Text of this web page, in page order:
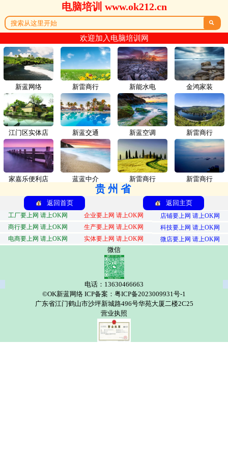
电脑培训 www.ok212.cn

欢迎加入电脑培训网
新蓝网络 新雷商行
江门区实体店 新蓝交通
家嘉乐便利店 蓝蓝中介
新能水电 金鸿家装
新蓝空调 新雷商行
新雷商行 新雷商行
贵州省
返回首页 返回主页
工厂要上网 请上OK网 企业要上网 请上OK网
店铺要上网 请上OK网
商行要上网 请上OK网
生产要上网 请上OK网
科技要上网 请上OK网
电商要上网 请上OK网
实体要上网 请上OK网 微店要上网 请上OK网
微信
电话：13630466663
©OK新蓝网络 ICP备案：粤ICP备2023009931号-1
广东省江门鹤山市沙坪新城路496号华苑大厦二楼2C25
营业执照